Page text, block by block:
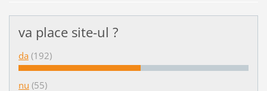
va place site-ul ?
da (192)
nu (55)